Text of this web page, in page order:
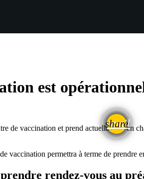
est
share
email
de vaccination et prend actuellement en
vaccination permettra à terme de prendre
rendez-vous au